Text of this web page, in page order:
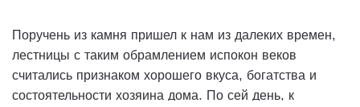
Поручень из камня пришел к нам из далеких времен,
лестницы с таким обрамлением испокон веков
считались признаком хорошего вкуса, богатства и
состоятельности хозяина дома. По сей день, к